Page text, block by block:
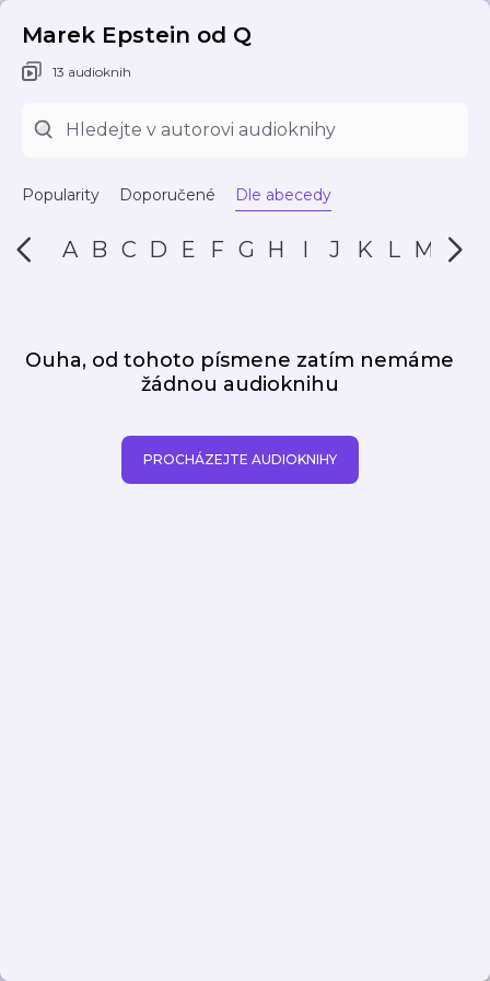
Marek Epstein od Q
13 audioknih
Popularity Doporučené Dle abecedy
A B C D E F G H I J K L M N
Ouha, od tohoto písmene zatím nemáme
žádnou audioknihu
PROCHÁZEJTE AUDIOKNIHY